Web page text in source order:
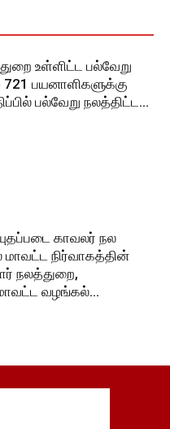
உள்ளிட்ட பல்வேறு
பயனாளிகளுக்கு
பல்வேறு நலத்திட்ட...
காவலர் நல
மாவட்ட நிர்வாகத்தின்
நலத்துறை,
வழங்கல்...